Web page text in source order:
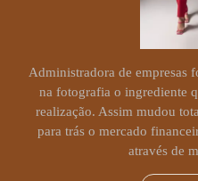
Administradora de empresas
na fotografia o ingrediente
realização. Assim mudou
para trás o mercado
através de